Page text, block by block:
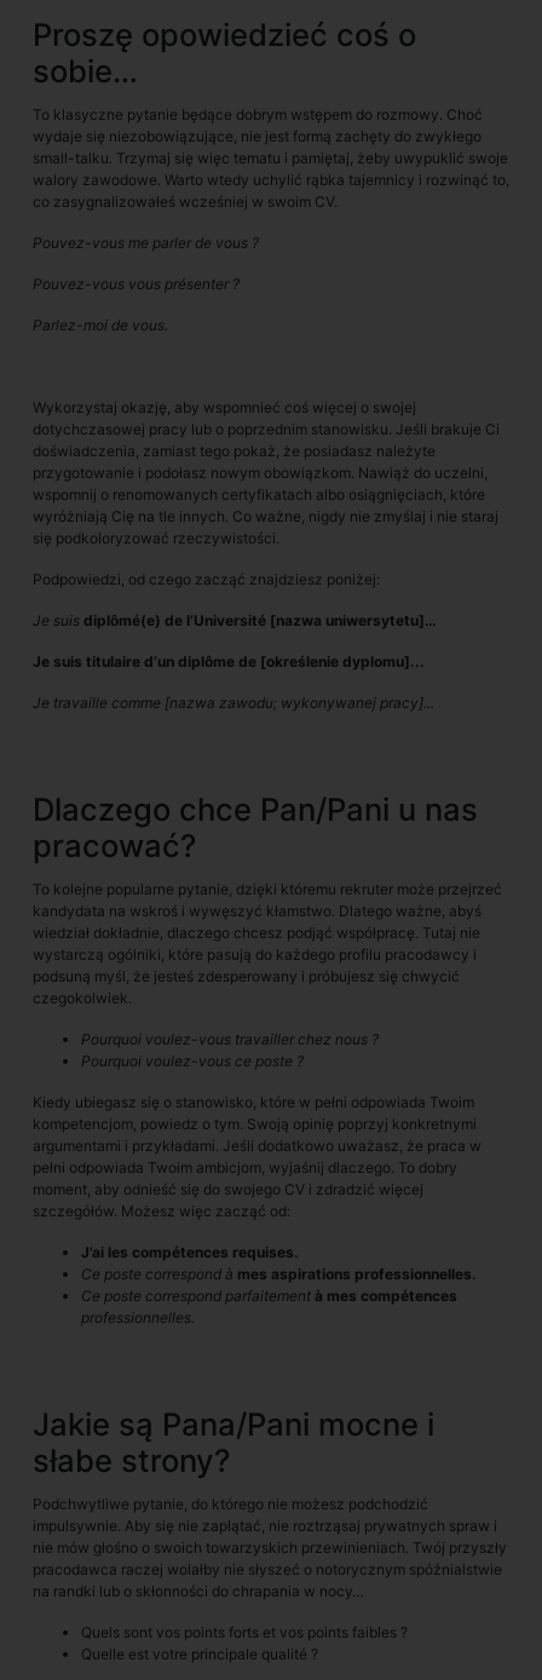
Proszę opowiedzieć coś o
sobie…
To klasyczne pytanie będące dobrym wstępem do rozmowy. Choć
wydaje się niezobowiązujące, nie jest formą zachęty do zwykłego
small-talku. Trzymaj się więc tematu i pamiętaj, żeby uwypuklić swoje
walory zawodowe. Warto wtedy uchylić rąbka tajemnicy i rozwinąć to,
co zasygnalizowałeś wcześniej w swoim CV.
Pouvez-vous me parler de vous ?
Pouvez-vous vous présenter ?
Parlez-moi de vous.
Wykorzystaj okazję, aby wspomnieć coś więcej o swojej
dotychczasowej pracy lub o poprzednim stanowisku. Jeśli brakuje Ci
doświadczenia, zamiast tego pokaż, że posiadasz należyte
przygotowanie i podołasz nowym obowiązkom. Nawiąż do uczelni,
wspomnij o renomowanych certyfikatach albo osiągnięciach, które
wyróżniają Cię na tle innych. Co ważne, nigdy nie zmyślaj i nie staraj
się podkoloryzować rzeczywistości.
Podpowiedzi, od czego zacząć znajdziesz poniżej:
Je suis diplômé(e) de l’Université [nazwa uniwersytetu]…
Je suis titulaire d’un diplôme de [określenie dyplomu]...
Je travaille comme [nazwa zawodu; wykonywanej pracy]...
Dlaczego chce Pan/Pani u nas
pracować?
To kolejne popularne pytanie, dzięki któremu rekruter może przejrzeć
kandydata na wskroś i wywęszyć kłamstwo. Dlatego ważne, abyś
wiedział dokładnie, dlaczego chcesz podjąć współpracę. Tutaj nie
wystarczą ogólniki, które pasują do każdego profilu pracodawcy i
podsuną myśl, że jesteś zdesperowany i próbujesz się chwycić
czegokolwiek.
Pourquoi voulez-vous travailler chez nous ?
Pourquoi voulez-vous ce poste ?
Kiedy ubiegasz się o stanowisko, które w pełni odpowiada Twoim
kompetencjom, powiedz o tym. Swoją opinię poprzyj konkretnymi
argumentami i przykładami. Jeśli dodatkowo uważasz, że praca w
pełni odpowiada Twoim ambicjom, wyjaśnij dlaczego. To dobry
moment, aby odnieść się do swojego CV i zdradzić więcej
szczegółów. Możesz więc zacząć od:
J’ai les compétences requises.
Ce poste correspond à mes aspirations professionnelles.
Ce poste correspond parfaitement à mes compétences
professionnelles.
Jakie są Pana/Pani mocne i
słabe strony?
Podchwytliwe pytanie, do którego nie możesz podchodzić
impulsywnie. Aby się nie zaplątać, nie roztrząsaj prywatnych spraw i
nie mów głośno o swoich towarzyskich przewinieniach. Twój przyszły
pracodawca raczej wolałby nie słyszeć o notorycznym spóźnialstwie
na randki lub o skłonności do chrapania w nocy…
Quels sont vos points forts et vos points faibles ?
Quelle est votre principale qualité ?